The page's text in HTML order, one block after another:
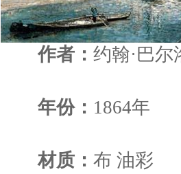
作者： 约翰·巴尔
年份： 1864年
材质： 布 油彩